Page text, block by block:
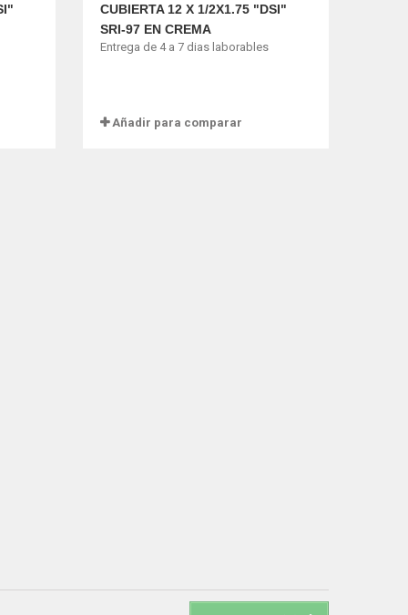
CUBIERTA 12 X 1/2X1.75 "DSI"
SRI-97 EN CREMA
Entrega de 4 a 7 dias laborables
Añadir para comparar